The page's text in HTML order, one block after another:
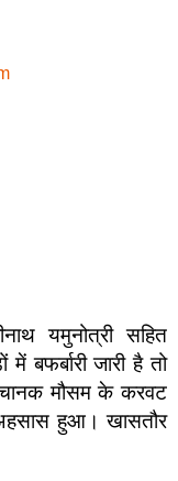
यमुनोत्री सहित
बफर्बारी जारी है तो
मौसम के करवट
हुआ। खासतौर